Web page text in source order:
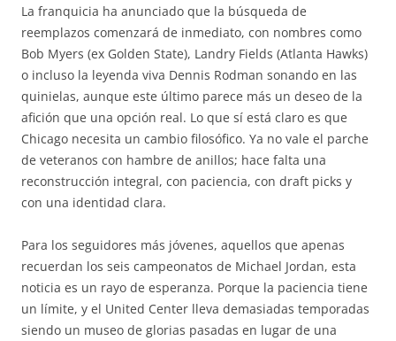
La franquicia ha anunciado que la búsqueda de
reemplazos comenzará de inmediato, con nombres como
Bob Myers (ex Golden State), Landry Fields (Atlanta Hawks)
o incluso la leyenda viva Dennis Rodman sonando en las
quinielas, aunque este último parece más un deseo de la
afición que una opción real. Lo que sí está claro es que
Chicago necesita un cambio filosófico. Ya no vale el parche
de veteranos con hambre de anillos; hace falta una
reconstrucción integral, con paciencia, con draft picks y
con una identidad clara.
Para los seguidores más jóvenes, aquellos que apenas
recuerdan los seis campeonatos de Michael Jordan, esta
noticia es un rayo de esperanza. Porque la paciencia tiene
un límite, y el United Center lleva demasiadas temporadas
siendo un museo de glorias pasadas en lugar de una